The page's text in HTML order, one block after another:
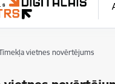
vietnes novērtējums